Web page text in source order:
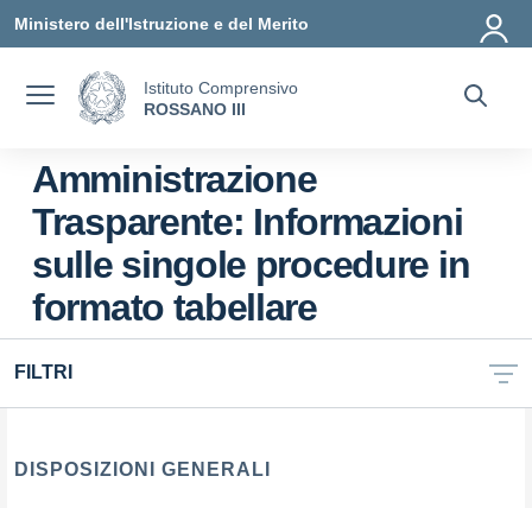
Ministero dell'Istruzione e del Merito
Istituto Comprensivo
ROSSANO III
Amministrazione
Trasparente: Informazioni
sulle singole procedure in
formato tabellare
FILTRI
DISPOSIZIONI GENERALI